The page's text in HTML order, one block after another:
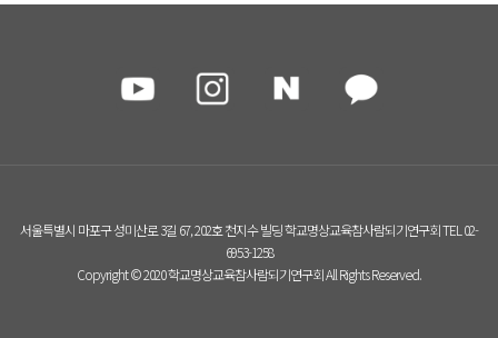
서울특별시 마포구 성미산로 3길 67, 202호 천지수 빌딩 학교명상교육참사람되기연구회 TEL 02-
6953-1258
Copyright © 2020 학교명상교육참사람되기연구회 All Rights Reserved.